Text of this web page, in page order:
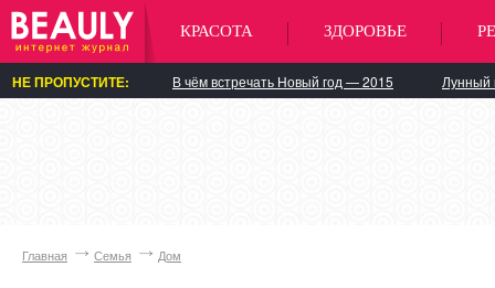
КРАСОТА ЗДОРОВЬЕ
НЕ ПРОПУСТИТЕ: В чём встречать Новый год — 2015 Лунный
Главная Семья Дом